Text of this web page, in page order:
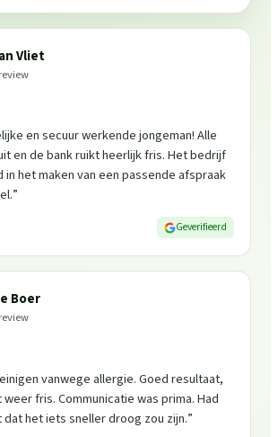
Vliet
en secuur werkende jongeman! Alle
en de bank ruikt heerlijk fris. Het bedrijf
in het maken van een passende afspraak
”
Geverifieerd
Boer
vanwege allergie. Goed resultaat,
fris. Communicatie was prima. Had
het iets sneller droog zou zijn.”